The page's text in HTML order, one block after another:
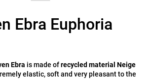
Ebra Euphoria
Ebra is made ofrecycled material Neige
elastic, soft and very pleasant to the